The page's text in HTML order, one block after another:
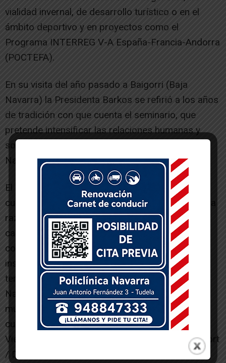
vialidad invernal, de desarrollo turístico o en el
ámbito deportivo y en proyectos como el
Programa INTERREG V-A España-Francia-Andorra
(POCTEFA).
En su visita del año pasado a Baigorri (Baja
Navarra) la Presidenta Barkos se refirió a los años
de tradición con que cuenta el seminario, que
pretende intensificar las relaciones humanas y
sociales de quienes comparten la realidad de
Navarra a ambos lados del Pirineo.
El Seminario las dos Navarras es un certamen
cultural anual que se celebra desde el año 2005, a
razón de uno al año, alternando una edición en
cada lado de la muga, con el fin de compartir
conocimientos, experiencias y proyectos entre
instituciones y entidades culturales de ambos
territorios. Está promovido por el Gobierno de
Navarra, conjuntamente con los principales
municipios de la Baja Navarra y entidades
culturales como la Asociación de Amigos de la
Vieja Navarra, con sede en Saint Jean Pied de Port
/ Donibane Garazi.[/ihc-hide-content]